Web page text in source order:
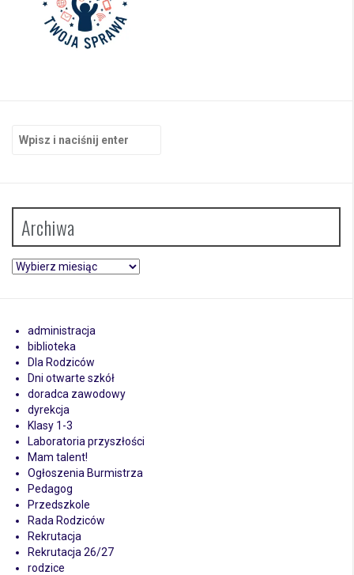
Archiwa
Archiwa
administracja
biblioteka
Dla Rodziców
Dni otwarte szkół
doradca zawodowy
dyrekcja
Klasy 1-3
Laboratoria przyszłości
Mam talent!
Ogłoszenia Burmistrza
Pedagog
Przedszkole
Rada Rodziców
Rekrutacja
Rekrutacja 26/27
rodzice